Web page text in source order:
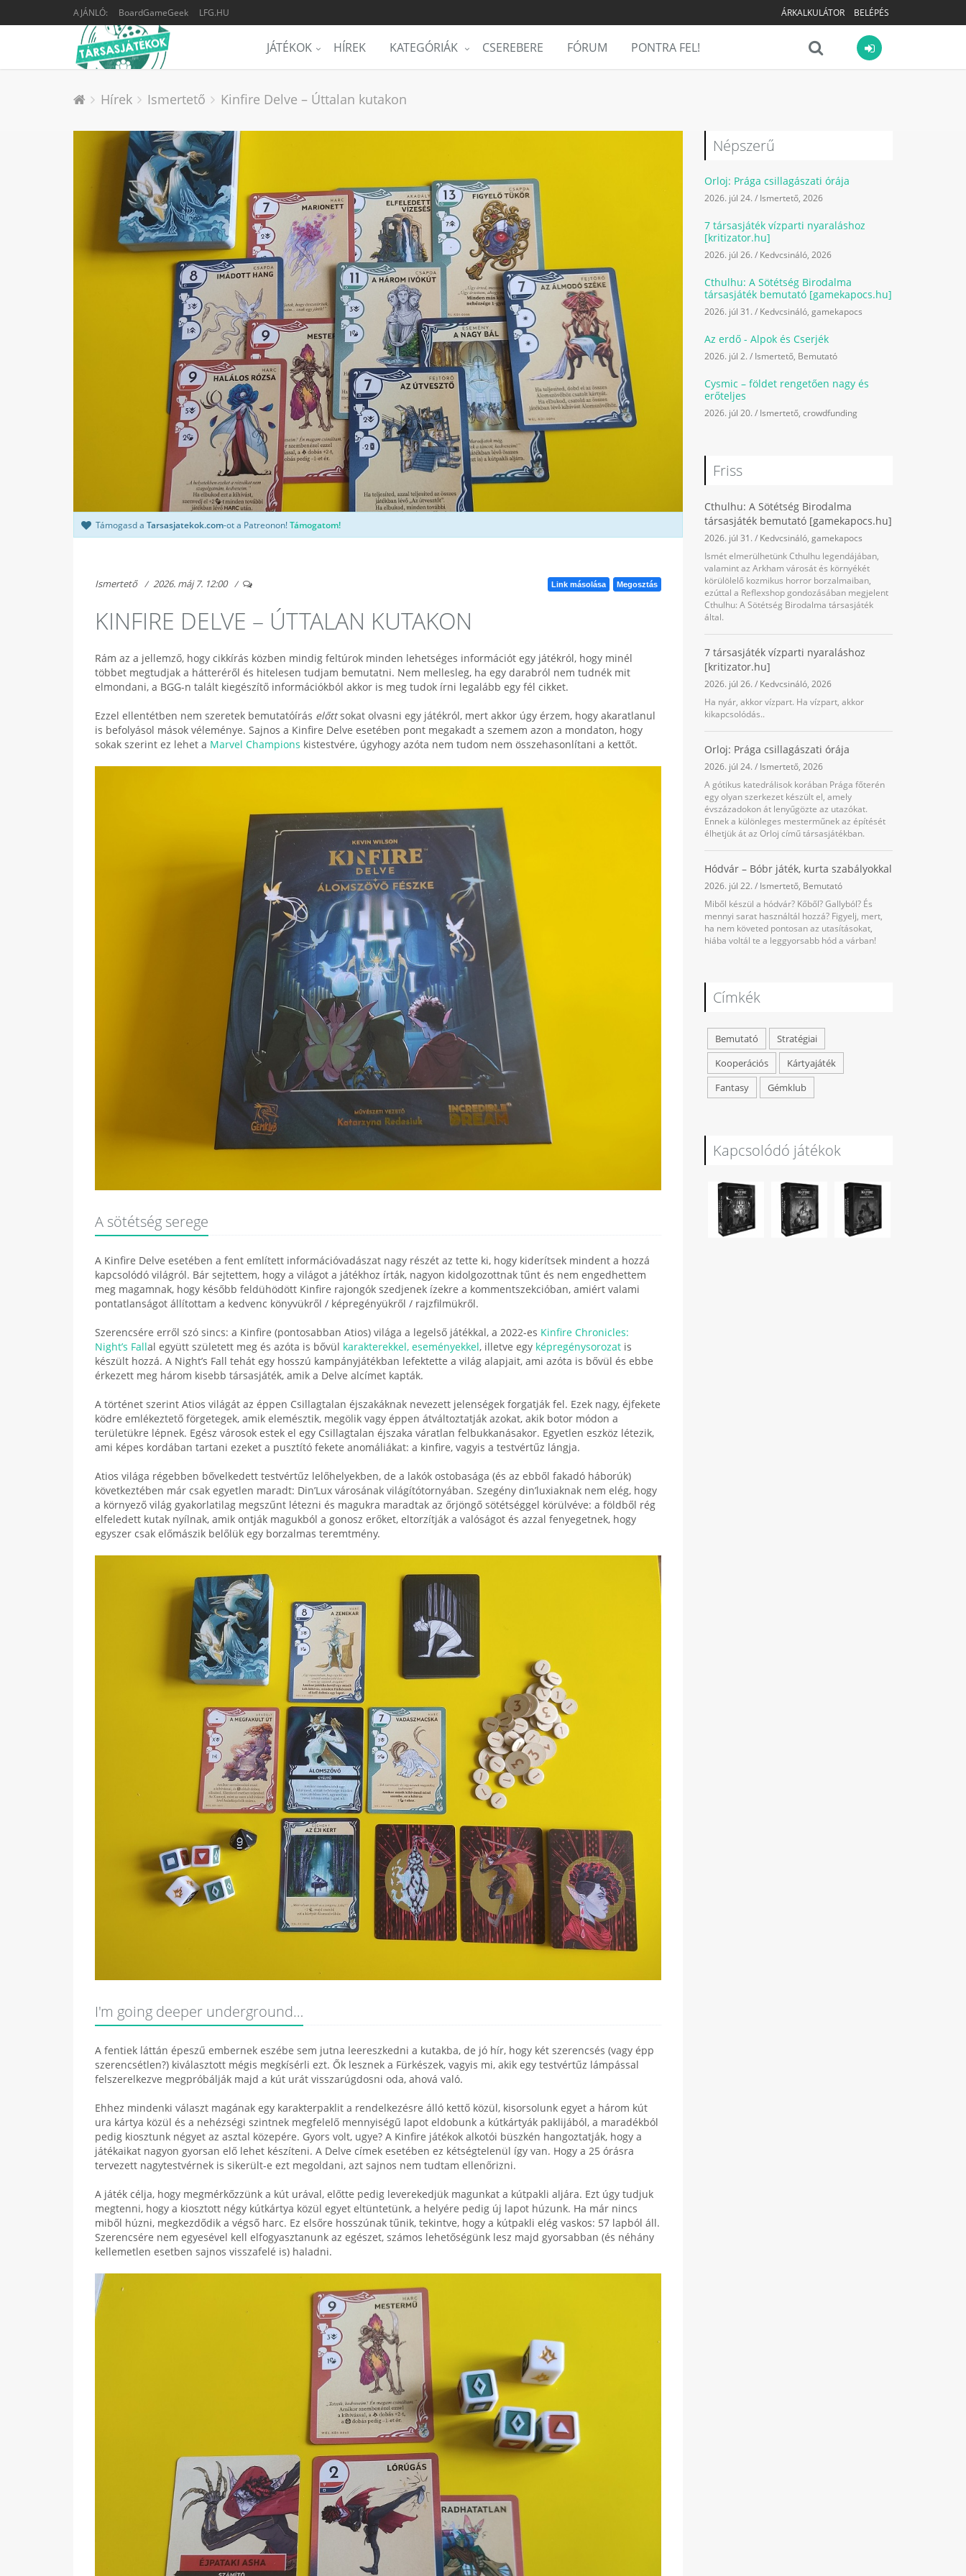
AJÁNLÓ: BoardGameGeek LFG.HU ÁRKALKULÁTOR BELÉPÉS
JÁTÉKOK HÍREK KATEGÓRIÁK CSEREBERE FÓRUM PONTRA FEL!
Hírek Ismertető Kinfire Delve – Úttalan kutakon
Támogasd a Tarsasjatekok.com-ot a Patreonon!Támogatom!
Ismertető 2026. máj 7. 12:00 Link másolása Megosztás
KINFIRE DELVE – ÚTTALAN KUTAKON
Rám az a jellemző, hogy cikkírás közben mindig feltúrok minden lehetséges információt egy játékról, hogy minél
többet megtudjak a hátteréről és hitelesen tudjam bemutatni. Nem mellesleg, ha egy darabról nem tudnék mit
elmondani, a BGG-n talált kiegészítő információkból akkor is meg tudok írni legalább egy fél cikket.
Ezzel ellentétben nem szeretek bemutatóírás előttsokat olvasni egy játékról, mert akkor úgy érzem, hogy akaratlanul
is befolyásol mások véleménye. Sajnos a Kinfire Delve esetében pont megakadt a szemem azon a mondaton, hogy
sokak szerint ez lehet a Marvel Champions kistestvére, úgyhogy azóta nem tudom nem összehasonlítani a kettőt.
A sötétség serege
A Kinfire Delve esetében a fent említett információvadászat nagy részét az tette ki, hogy kiderítsek mindent a hozzá
kapcsolódó világról. Bár sejtettem, hogy a világot a játékhoz írták, nagyon kidolgozottnak tűnt és nem engedhettem
meg magamnak, hogy később feldühödött Kinfire rajongók szedjenek ízekre a kommentszekcióban, amiért valami
pontatlanságot állítottam a kedvenc könyvükről / képregényükről / rajzfilmükről.
Szerencsére erről szó sincs: a Kinfire (pontosabban Atios) világa a legelső játékkal, a 2022-es Kinfire Chronicles:
Night’s Fallal együtt született meg és azóta is bővül karakterekkel, eseményekkel, illetve egy képregénysorozat is
készült hozzá. A Night’s Fall tehát egy hosszú kampányjátékban lefektette a világ alapjait, ami azóta is bővül és ebbe
érkezett meg három kisebb társasjáték, amik a Delve alcímet kapták.
A történet szerint Atios világát az éppen Csillagtalan éjszakáknak nevezett jelenségek forgatják fel. Ezek nagy, éjfekete
ködre emlékeztető förgetegek, amik elemésztik, megölik vagy éppen átváltoztatják azokat, akik botor módon a
területükre lépnek. Egész városok estek el egy Csillagtalan éjszaka váratlan felbukkanásakor. Egyetlen eszköz létezik,
ami képes kordában tartani ezeket a pusztító fekete anomáliákat: a kinfire, vagyis a testvértűz lángja.
Atios világa régebben bővelkedett testvértűz lelőhelyekben, de a lakók ostobasága (és az ebből fakadó háborúk)
következtében már csak egyetlen maradt: Din’Lux városának világítótornyában. Szegény din’luxiaknak nem elég, hogy
a környező világ gyakorlatilag megszűnt létezni és magukra maradtak az őrjöngő sötétséggel körülvéve: a földből rég
elfeledett kutak nyílnak, amik ontják magukból a gonosz erőket, eltorzítják a valóságot és azzal fenyegetnek, hogy
egyszer csak előmászik belőlük egy borzalmas teremtmény.
I'm going deeper underground…
A fentiek láttán épeszű embernek eszébe sem jutna leereszkedni a kutakba, de jó hír, hogy két szerencsés (vagy épp
szerencsétlen?) kiválasztott mégis megkísérli ezt. Ők lesznek a Fürkészek, vagyis mi, akik egy testvértűz lámpással
felszerelkezve megpróbálják majd a kút urát visszarúgdosni oda, ahová való.
Ehhez mindenki választ magának egy karakterpaklit a rendelkezésre álló kettő közül, kisorsolunk egyet a három kút
ura kártya közül és a nehézségi szintnek megfelelő mennyiségű lapot eldobunk a kútkártyák paklijából, a maradékból
pedig kiosztunk négyet az asztal közepére. Gyors volt, ugye? A Kinfire játékok alkotói büszkén hangoztatják, hogy a
játékaikat nagyon gyorsan elő lehet készíteni. A Delve címek esetében ez kétségtelenül így van. Hogy a 25 órásra
tervezett nagytestvérnek is sikerült-e ezt megoldani, azt sajnos nem tudtam ellenőrizni.
A játék célja, hogy megmérkőzzünk a kút urával, előtte pedig leverekedjük magunkat a kútpakli aljára. Ezt úgy tudjuk
megtenni, hogy a kiosztott négy kútkártya közül egyet eltüntetünk, a helyére pedig új lapot húzunk. Ha már nincs
miből húzni, megkezdődik a végső harc. Ez elsőre hosszúnak tűnik, tekintve, hogy a kútpakli elég vaskos: 57 lapból áll.
Szerencsére nem egyesével kell elfogyasztanunk az egészet, számos lehetőségünk lesz majd gyorsabban (és néhány
kellemetlen esetben sajnos visszafelé is) haladni.
Népszerű
Orloj: Prága csillagászati órája
2026. júl 24. / Ismertető, 2026
7 társasjáték vízparti nyaraláshoz
[kritizator.hu]
2026. júl 26. / Kedvcsináló, 2026
Cthulhu: A Sötétség Birodalma
társasjáték bemutató [gamekapocs.hu]
2026. júl 31. / Kedvcsináló, gamekapocs
Az erdő - Alpok és Cserjék
2026. júl 2. / Ismertető, Bemutató
Cysmic – földet rengetően nagy és
erőteljes
2026. júl 20. / Ismertető, crowdfunding
Friss
Cthulhu: A Sötétség Birodalma
társasjáték bemutató [gamekapocs.hu]
2026. júl 31. / Kedvcsináló, gamekapocs
Ismét elmerülhetünk Cthulhu legendájában,
valamint az Arkham városát és környékét
körülölelő kozmikus horror borzalmaiban,
ezúttal a Reflexshop gondozásában megjelent
Cthulhu: A Sötétség Birodalma társasjáték
által.
7 társasjáték vízparti nyaraláshoz
[kritizator.hu]
2026. júl 26. / Kedvcsináló, 2026
Ha nyár, akkor vízpart. Ha vízpart, akkor
kikapcsolódás..
Orloj: Prága csillagászati órája
2026. júl 24. / Ismertető, 2026
A gótikus katedrálisok korában Prága főterén
egy olyan szerkezet készült el, amely
évszázadokon át lenyűgözte az utazókat.
Ennek a különleges mesterműnek az építését
élhetjük át az Orloj című társasjátékban.
Hódvár – Bóbr játék, kurta szabályokkal
2026. júl 22. / Ismertető, Bemutató
Miből készül a hódvár? Kőből? Gallyból? És
mennyi sarat használtál hozzá? Figyelj, mert,
ha nem követed pontosan az utasításokat,
hiába voltál te a leggyorsabb hód a várban!
Címkék
Bemutató
Stratégiai
Kooperációs
Kártyajáték
Fantasy
Gémklub
Kapcsolódó játékok